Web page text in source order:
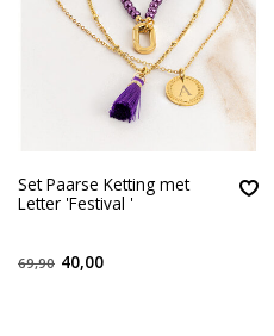
Set Paarse Ketting met
Letter 'Festival '
69,90 40,00